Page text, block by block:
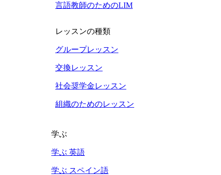
言語教師のためのLIM
レッスンの種類
グループレッスン
交換レッスン
社会奨学金レッスン
組織のためのレッスン
学ぶ
学ぶ 英語
学ぶ スペイン語